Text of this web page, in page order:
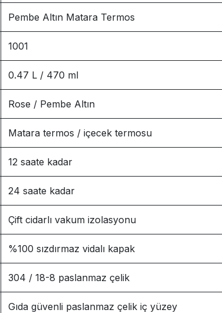
Pembe Altın Matara Termos
1001
0.47 L / 470 ml
Rose / Pembe Altın
Matara termos / içecek termosu
12 saate kadar
24 saate kadar
Çift cidarlı vakum izolasyonu
%100 sızdırmaz vidalı kapak
304 / 18-8 paslanmaz çelik
Gıda güvenli paslanmaz çelik iç yüzey